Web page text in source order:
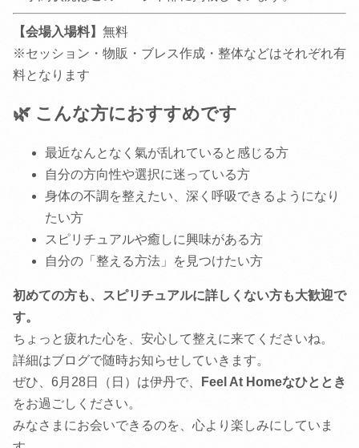
【会場入場料】 無料
※セッション・物販・ブレス作成・整体などはそれぞれ有
料となります
🌿 こんな方におすすめです
最近なんとなく氣が乱れていると感じる方
自分の方向性や選択に迷っている方
身体の不調を整えたい、深く呼吸できるようになり
たい方
スピリチュアルや癒しに興味がある方
自分の「整える方法」を見つけたい方
初めての方も、スピリチュアルに詳しくない方も大歓迎で
す。
ちょっと疲れた心を、安心して整えに来てくださいね。
詳細はブログで随時お知らせしていきます。
ぜひ、6月28日（日）は伊丹で、
Feel At Homeなひととき
をお過ごしください。
みなさまにお会いできるのを、心より楽しみにしていま